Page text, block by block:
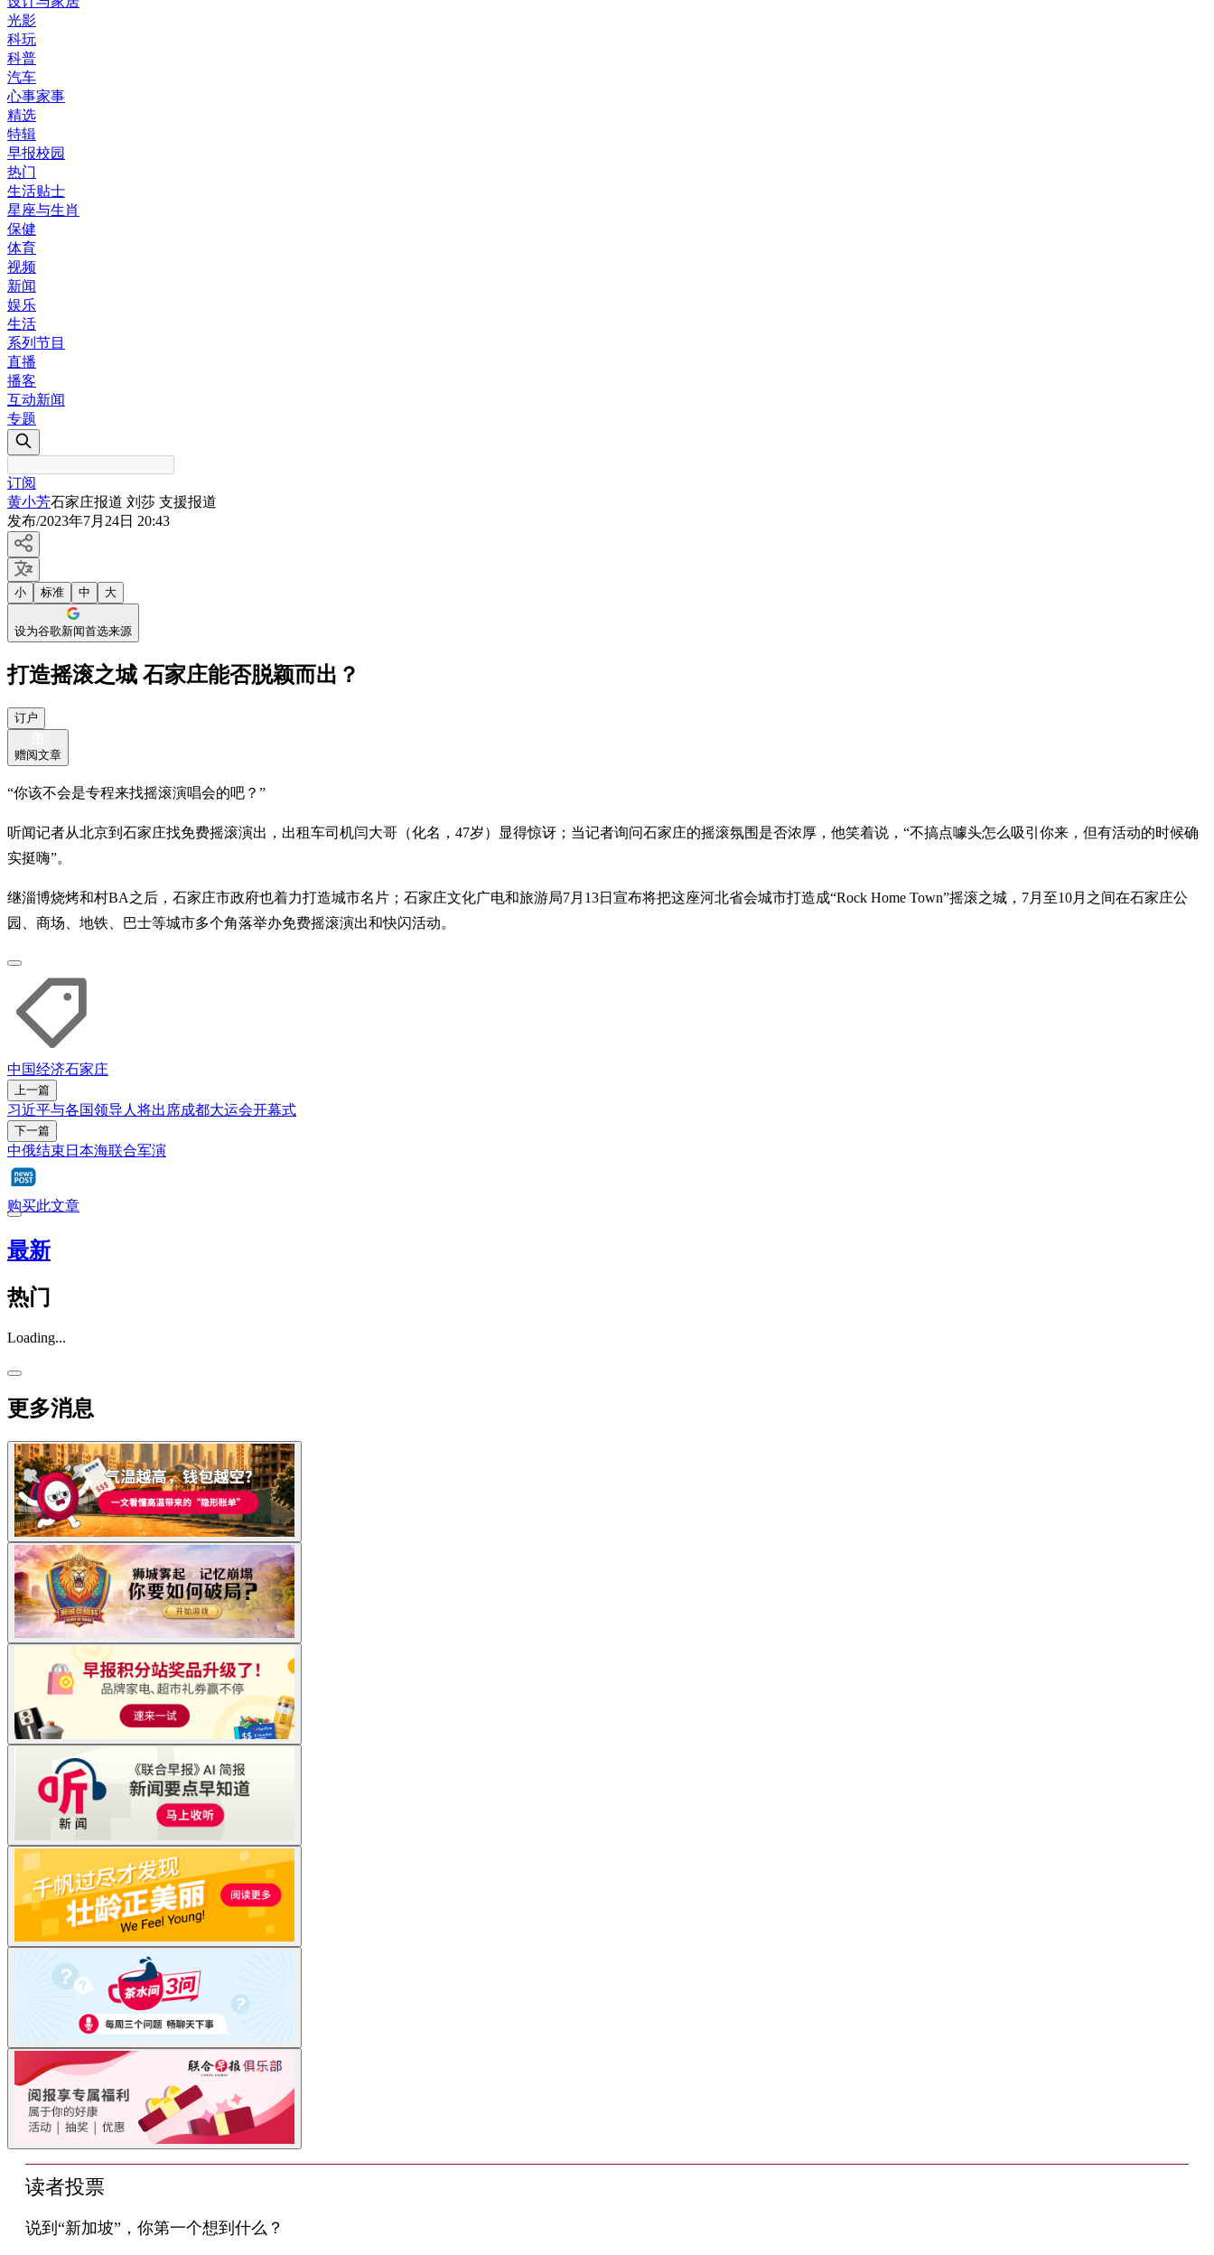
光影
科玩
科普
汽车
心事家事
精选
特辑
早报校园
热门
生活贴士
星座与生肖
保健
体育
视频
新闻
娱乐
生活
系列节目
直播
播客
互动新闻
专题
订阅
黄小芳石家庄报道 刘莎 支援报道
发布/2023年7月24日 20:43
小 标准 中 大
设为谷歌新闻首选来源
打造摇滚之城 石家庄能否脱颖而出？
订户
赠阅文章
“你该不会是专程来找摇滚演唱会的吧？”
听闻记者从北京到石家庄找免费摇滚演出，出租车司机闫大哥（化名，47岁）显得惊讶；当记者询问石家庄的摇滚氛围是否浓厚，他笑着说，“不搞点噱头怎么吸引你来，但有活动的时候确
实挺嗨”。
继淄博烧烤和村BA之后，石家庄市政府也着力打造城市名片；石家庄文化广电和旅游局7月13日宣布将把这座河北省会城市打造成“Rock Home Town”摇滚之城，7月至10月之间在石家庄公
园、商场、地铁、巴士等城市多个角落举办免费摇滚演出和快闪活动。
中国经济石家庄
上一篇
习近平与各国领导人将出席成都大运会开幕式
下一篇
中俄结束日本海联合军演
购买此文章
最新
热门
Loading...
更多消息